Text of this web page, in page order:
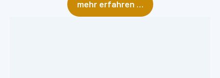
mehr erfahren …